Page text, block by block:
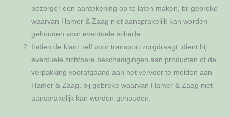
bezorger een aantekening op te laten maken, bij gebreke
waarvan Hamer & Zaag niet aansprakelijk kan worden
gehouden voor eventuele schade.
Indien de klant zelf voor transport zorgdraagt, dient hij
eventuele zichtbare beschadigingen aan producten of de
verpakking voorafgaand aan het vervoer te melden aan
Hamer & Zaag, bij gebreke waarvan Hamer & Zaag niet
aansprakelijk kan worden gehouden.